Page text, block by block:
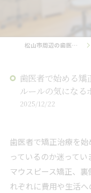
松山市周辺の歯医者ならオリーブ歯科クリニック
歯医者で始める矯
ルールの気になる
2025/12/22
歯医者で矯正治療を
っているのか迷って
マウスピース矯正、
れぞれに費用や生活